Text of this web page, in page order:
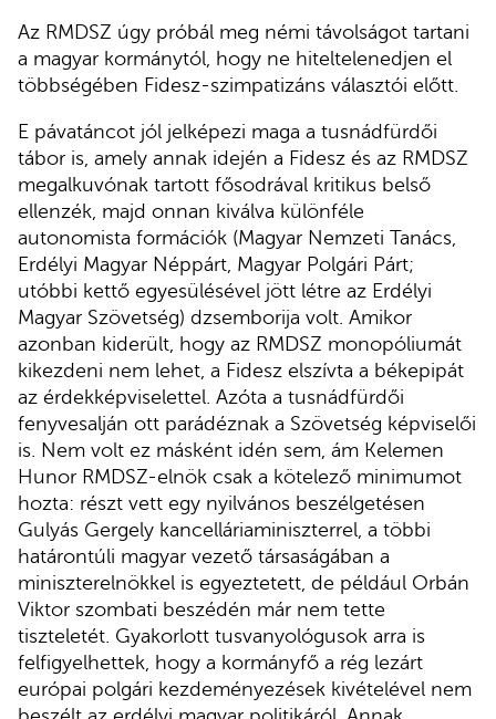
Az RMDSZ úgy próbál meg némi távolságot tartani
a magyar kormánytól, hogy ne hiteltelenedjen el
többségében Fidesz-szimpatizáns választói előtt.
E pávatáncot jól jelképezi maga a tusnádfürdői
tábor is, amely annak idején a Fidesz és az RMDSZ
megalkuvónak tartott fősodrával kritikus belső
ellenzék, majd onnan kiválva különféle
autonomista formációk (Magyar Nemzeti Tanács,
Erdélyi Magyar Néppárt, Magyar Polgári Párt;
utóbbi kettő egyesülésével jött létre az Erdélyi
Magyar Szövetség) dzsemborija volt. Amikor
azonban kiderült, hogy az RMDSZ monopóliumát
kikezdeni nem lehet, a Fidesz elszívta a békepipát
az érdekképviselettel. Azóta a tusnádfürdői
fenyvesalján ott parádéznak a Szövetség képviselői
is. Nem volt ez másként idén sem, ám Kelemen
Hunor RMDSZ-elnök csak a kötelező minimumot
hozta: részt vett egy nyilvános beszélgetésen
Gulyás Gergely kancelláriaminiszterrel, a többi
határontúli magyar vezető társaságában a
miniszterelnökkel is egyeztetett, de például Orbán
Viktor szombati beszédén már nem tette
tiszteletét. Gyakorlott tusvanyológusok arra is
felfigyelhettek, hogy a kormányfő a rég lezárt
európai polgári kezdeményezések kivételével nem